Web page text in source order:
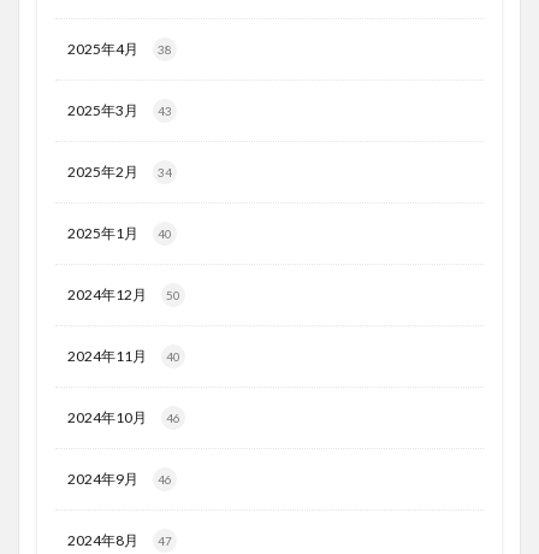
2025年4月 38
2025年3月 43
2025年2月 34
2025年1月 40
2024年12月 50
2024年11月 40
2024年10月 46
2024年9月 46
2024年8月 47